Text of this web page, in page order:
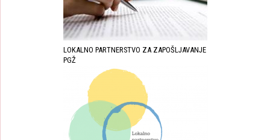
LOKALNO PARTNERSTVO ZA ZAPOŠLJAVANJE
PGŽ